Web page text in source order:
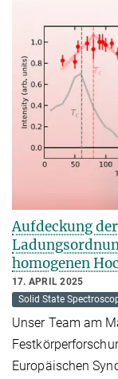
Aufdeckung
homogenen
17. APRIL 2025
Solid State
Unser Team am
Europäischen